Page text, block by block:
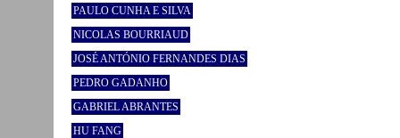
PAULO CUNHA E SILVA
NICOLAS BOURRIAUD
JOSÉ ANTÓNIO FERNANDES DIAS
PEDRO GADANHO
GABRIEL ABRANTES
HU FANG